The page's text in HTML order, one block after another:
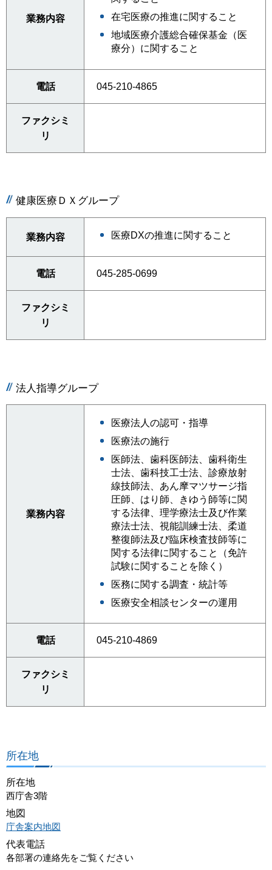
業務内容
在宅医療の推進に関すること
地域医療介護総合確保基金（医
療分）に関すること
電話 045-210-4865
ファクシミ
リ
健康医療ＤＸグループ
業務内容 医療DXの推進に関すること
電話 045-285-0699
ファクシミ
リ
法人指導グループ
業務内容
医療法人の認可・指導
医療法の施行
医師法、歯科医師法、歯科衛生
士法、歯科技工士法、診療放射
線技師法、あん摩マツサージ指
圧師、はり師、きゆう師等に関
する法律、理学療法士及び作業
療法士法、視能訓練士法、柔道
整復師法及び臨床検査技師等に
関する法律に関すること（免許
試験に関することを除く）
医務に関する調査・統計等
医療安全相談センターの運用
電話 045-210-4869
ファクシミ
リ
所在地
所在地
西庁舎3階
地図
庁舎案内地図
代表電話
各部署の連絡先をご覧ください